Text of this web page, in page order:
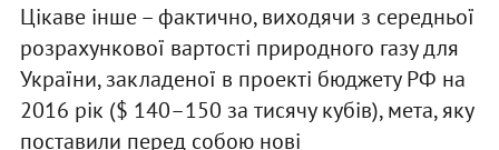
Цікаве інше – фактично, виходячи з середньої
розрахункової вартості природного газу для
України, закладеної в проекті бюджету РФ на
2016 рік ($ 140–150 за тисячу кубів), мета, яку
поставили перед собою нові